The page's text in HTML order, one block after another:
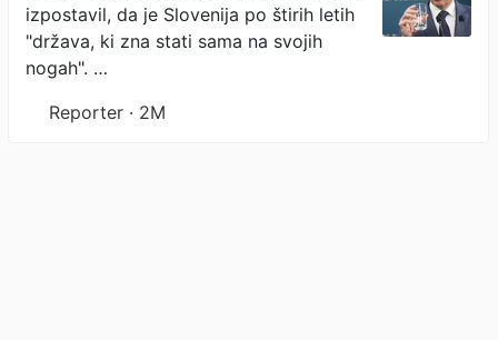
izpostavil, da je Slovenija po štirih letih
"država, ki zna stati sama na svojih
nogah". …
Reporter · 2M